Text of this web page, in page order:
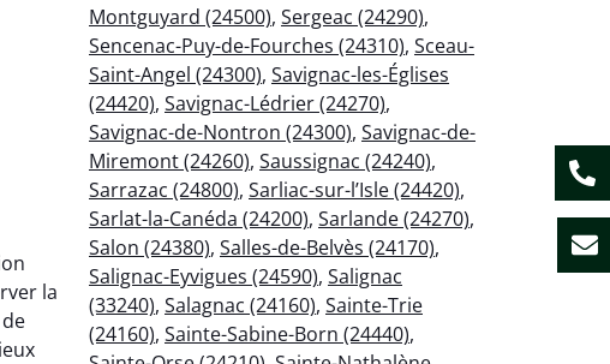
la
Montguyard (24500), Sergeac (24290),
Sencenac-Puy-de-Fourches (24310), Sceau-
Saint-Angel (24300), Savignac-les-Églises
(24420), Savignac-Lédrier (24270),
Savignac-de-Nontron (24300), Savignac-de-
Miremont (24260), Saussignac (24240),
Sarrazac (24800), Sarliac-sur-l’Isle (24420),
Sarlat-la-Canéda (24200), Sarlande (24270),
Salon (24380), Salles-de-Belvès (24170),
Salignac-Eyvigues (24590), Salignac
(33240), Salagnac (24160), Sainte-Trie
(24160), Sainte-Sabine-Born (24440),